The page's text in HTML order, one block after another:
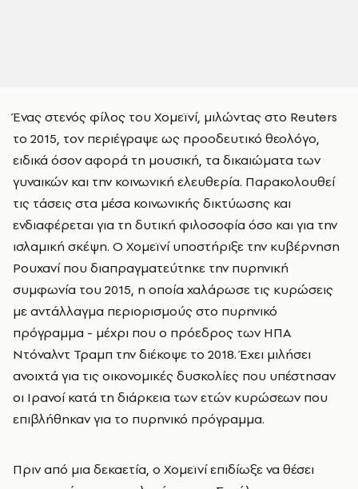
Ένας στενός φίλος του Χομεϊνί, μιλώντας στο Reuters
το 2015, τον περιέγραψε ως προοδευτικό θεολόγο,
ειδικά όσον αφορά τη μουσική, τα δικαιώματα των
γυναικών και την κοινωνική ελευθερία. Παρακολουθεί
τις τάσεις στα μέσα κοινωνικής δικτύωσης και
ενδιαφέρεται για τη δυτική φιλοσοφία όσο και για την
ισλαμική σκέψη. Ο Χομεϊνί υποστήριξε την κυβέρνηση
Ρουχανί που διαπραγματεύτηκε την πυρηνική
συμφωνία του 2015, η οποία χαλάρωσε τις κυρώσεις
με αντάλλαγμα περιορισμούς στο πυρηνικό
πρόγραμμα - μέχρι που ο πρόεδρος των ΗΠΑ
Ντόναλντ Τραμπ την διέκοψε το 2018. Έχει μιλήσει
ανοιχτά για τις οικονομικές δυσκολίες που υπέστησαν
οι Ιρανοί κατά τη διάρκεια των ετών κυρώσεων που
επιβλήθηκαν για το πυρηνικό πρόγραμμα.
Πριν από μια δεκαετία, ο Χομεϊνί επιδίωξε να θέσει